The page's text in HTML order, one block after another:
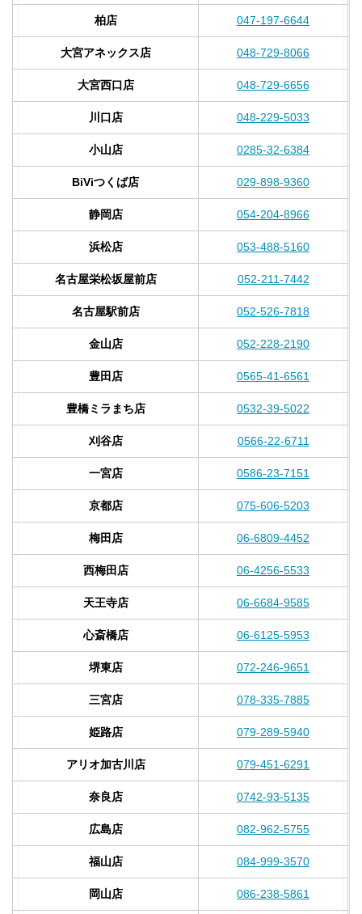
柏店 047-197-6644
大宮アネックス店 048-729-8066
大宮西口店 048-729-6656
川口店 048-229-5033
小山店 0285-32-6384
BiViつくば店 029-898-9360
静岡店 054-204-8966
浜松店 053-488-5160
名古屋栄松坂屋前店 052-211-7442
名古屋駅前店 052-526-7818
金山店 052-228-2190
豊田店 0565-41-6561
豊橋ミラまち店 0532-39-5022
刈谷店 0566-22-6711
一宮店 0586-23-7151
京都店 075-606-5203
梅田店 06-6809-4452
西梅田店 06-4256-5533
天王寺店 06-6684-9585
心斎橋店 06-6125-5953
堺東店 072-246-9651
三宮店 078-335-7885
姫路店 079-289-5940
アリオ加古川店 079-451-6291
奈良店 0742-93-5135
広島店 082-962-5755
福山店 084-999-3570
岡山店 086-238-5861